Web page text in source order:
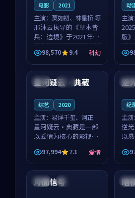
电影 2021
主演： 莫如初、林星桥 等
邢沐云执导的《草木皆
兵：边境》于2021年面
世，泰国的城市气质与
校园青春的人物心境共
同构筑了影片基调。莫
如初、林星桥用细腻的
表演撑起整部科幻电
98,570 9.4 科幻
动
主演：
版
的
的
围
樊
制
法国 独播
星河疑云·典藏
综艺 2020
主演： 易烊千玺、河正宇
等
星河疑云·典藏是一部
以爱情为核心的影视作
品，围绕危机、反转与
人物成长展开，整体节
奏紧凑，值得推荐观
看。
97,994 7.1 爱情
中国
逆
纪
主演：
等
逆
以
品
人
奏
看。
日本 杜比
月面信号 韩国
暗